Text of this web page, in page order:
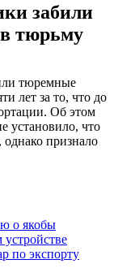
забили
тюрьму
тюремные
лет за то, что до
Об этом
установило, что
признало
о якобы
по экспорту